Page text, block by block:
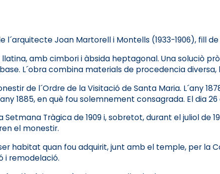
l´arquitecte Joan Martorell i Montells (1933-1906), fill
llatina, amb cimbori i àbsida heptagonal. Una soluciò
L´obra combina materials de procedencia
de l´Ordre de la Visitació de Santa Maria. L´any
1885, en què fou solemnement consagrada. El dia
Tràgica de 1909 i, sobretot, durant el juliol de
el monestir.
habitat quan fou adquirit, junt amb el temple, per
i remodelació.